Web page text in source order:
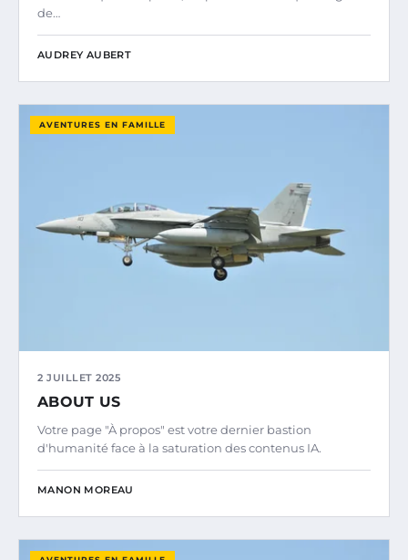
de…
AUDREY AUBERT
AVENTURES EN FAMILLE
2 JUILLET 2025
ABOUT US
Votre page "À propos" est votre dernier bastion
d'humanité face à la saturation des contenus IA.
MANON MOREAU